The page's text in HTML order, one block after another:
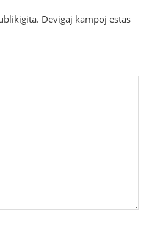
Devigaj kampoj estas